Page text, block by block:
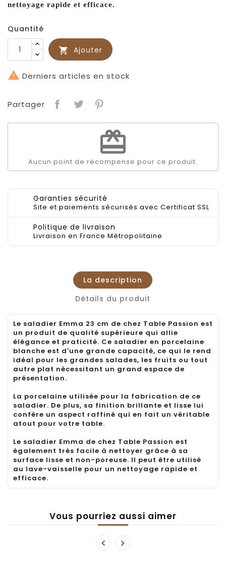
nettoyage rapide et efficace.
Quantité
 Ajouter
 Derniers articles en stock
Partager
redeem
Aucun point de récompense pour ce produit.
Garanties sécurité
Site et paiements sécurisés avec Certificat SSL
Politique de livraison
Livraison en France Métropolitaine
La description
Détails du produit
Le saladier Emma 23 cm de chez Table Passion est
un produit de qualité supérieure qui allie
élégance et praticité. Ce saladier en porcelaine
blanche est d'une grande capacité, ce qui le rend
idéal pour les grandes salades, les fruits ou tout
autre plat nécessitant un grand espace de
présentation.
La porcelaine utilisée pour la fabrication de ce
saladier. De plus, sa finition brillante et lisse lui
confère un aspect raffiné qui en fait un véritable
atout pour votre table.
Le saladier Emma de chez Table Passion est
également très facile à nettoyer grâce à sa
surface lisse et non-poreuse. Il peut être utilisé
au lave-vaisselle pour un nettoyage rapide et
efficace.
Vous pourriez aussi aimer